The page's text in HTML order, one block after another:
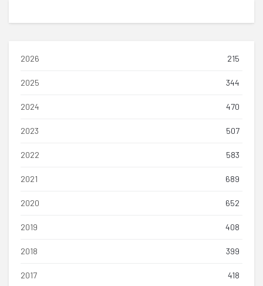
2026 215
2025 344
2024 470
2023 507
2022 583
2021 689
2020 652
2019 408
2018 399
2017 418